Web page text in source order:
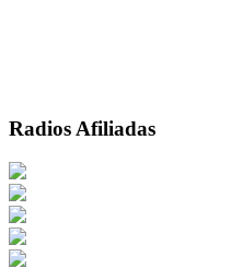
Radios Afiliadas